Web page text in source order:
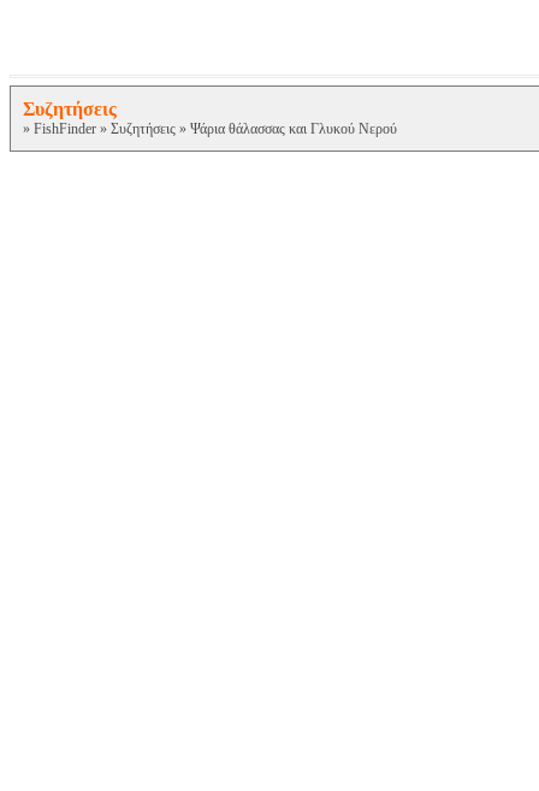
Συζητήσεις
» FishFinder » Συζητήσεις » Ψάρια θάλασσας και Γλυκού Νερού